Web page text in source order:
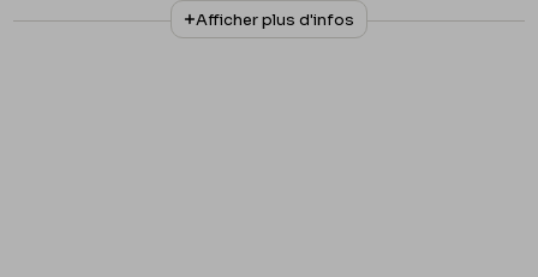
Livre/63
Autographe
Afficher plus d'infos